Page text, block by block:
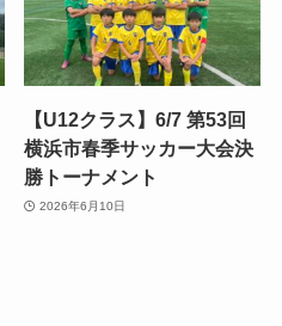
【U12クラス】6/7 第53回
横浜市春季サッカー大会決
勝トーナメント
2026年6月10日